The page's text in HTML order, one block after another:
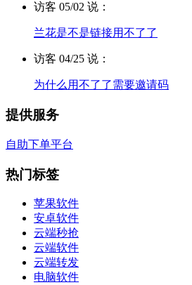
访客 05/02 说：
兰花是不是链接用不了了
访客 04/25 说：
为什么用不了了需要邀请码
提供服务
自助下单平台
热门标签
苹果软件
安卓软件
云端秒抢
云端软件
云端转发
电脑软件